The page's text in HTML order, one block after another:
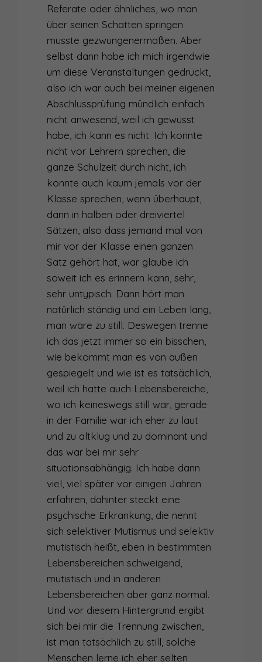
Referate oder ähnliches, wo man
über seinen Schatten springen
musste gezwungenermaßen. Aber
selbst dann habe ich mich irgendwie
um diese Veranstaltungen gedrückt,
also ich war auch bei meiner eigenen
Abschlussprüfung mündlich einfach
nicht anwesend, weil ich gewusst
habe, ich kann es nicht. Ich konnte
nicht vor Lehrern sprechen, die
ganze Schulzeit durch nicht, ich
konnte auch kaum jemals vor der
Klasse sprechen, wenn überhaupt,
dann in halben oder dreiviertel
Sätzen, also dass jemand mal von
mir vor der Klasse einen ganzen
Satz gehört hat, war glaube ich
soweit ich es erinnern kann, sehr,
sehr untypisch. Dann hört man
natürlich ständig und ein Leben lang,
man wäre zu still. Deswegen trenne
ich das jetzt immer so ein bisschen,
wie bekommt man es von außen
gespiegelt und wie ist es tatsächlich,
weil ich hatte auch Lebensbereiche,
wo ich keineswegs still war, gerade
in der Familie war ich eher zu laut
und zu altklug und zu dominant und
das war bei mir sehr
situationsabhängig. Ich habe dann
viel, viel später vor einigen Jahren
erfahren, dahinter steckt eine
psychische Erkrankung, die nennt
sich selektiver Mutismus und selektiv
mutistisch heißt, eben in bestimmten
Lebensbereichen schweigend,
mutistisch und in anderen
Lebensbereichen aber ganz normal.
Und vor diesem Hintergrund ergibt
sich bei mir die Trennung zwischen,
ist man tatsächlich zu still, solche
Menschen lerne ich eher selten